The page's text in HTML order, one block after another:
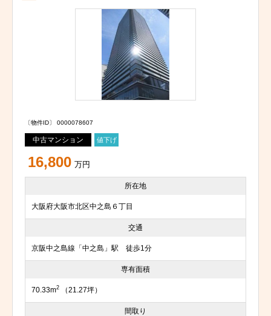
〔物件ID〕 0000078607
中古マンション 値下げ
16,800 万円
所在地
大阪府大阪市北区中之島６丁目
交通
京阪中之島線「中之島」駅 徒歩1分
専有面積
70.33m2 （21.27坪）
間取り